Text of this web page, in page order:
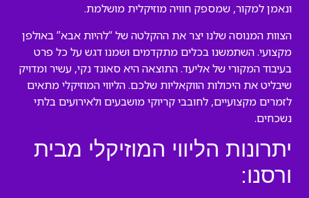
ונאמן למקור, שמספק חוויה מוזיקלית מושלמת.
הצוות המנוסה שלנו יצר את ההקלטה של “להיות אבא” באולפן
מקצועי. השתמשנו בכלים מתקדמים ושמנו דגש על כל פרט
בעיבוד המקורי של אליעד. התוצאה היא סאונד נקי, עשיר ומדויק
שיבליט את היכולות הווקאליות שלכם. הליווי המוזיקלי מתאים
לזמרים מקצועיים, לחובבי קריוקי מושבעים ולאירועים בלתי
נשכחים.
יתרונות הליווי המוזיקלי מבית
ורסנו: